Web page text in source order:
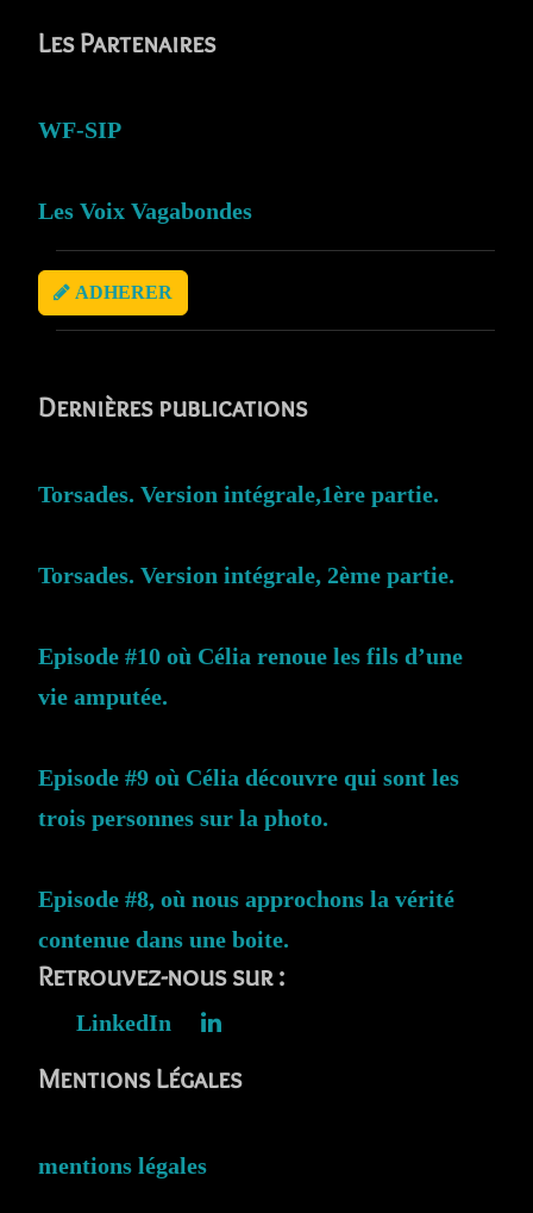
Les Partenaires
WF-SIP
Les Voix Vagabondes
ADHERER
Dernières publications
Torsades. Version intégrale,1ère partie.
Torsades. Version intégrale, 2ème partie.
Episode #10 où Célia renoue les fils d’une
vie amputée.
Episode #9 où Célia découvre qui sont les
trois personnes sur la photo.
Episode #8, où nous approchons la vérité
contenue dans une boite.
Retrouvez-nous sur :
LinkedIn
Mentions Légales
mentions légales